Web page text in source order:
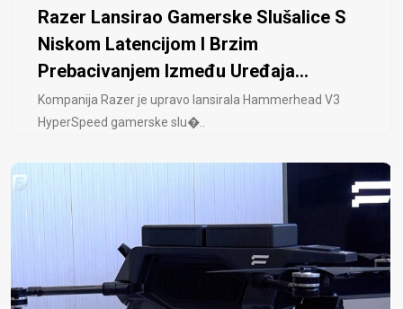
Razer Lansirao Gamerske Slušalice S
Niskom Latencijom I Brzim
Prebacivanjem Između Uređaja...
Kompanija Razer je upravo lansirala Hammerhead V3
HyperSpeed ​​gamerske slu�..